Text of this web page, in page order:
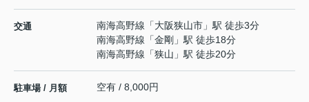
交通 南海高野線 「大阪狭山市 」駅 徒歩3分
南海高野線 「金剛 」駅 徒歩18分
南海高野線 「狭山 」駅 徒歩20分
駐車場 / 月額 空有 / 8,000円